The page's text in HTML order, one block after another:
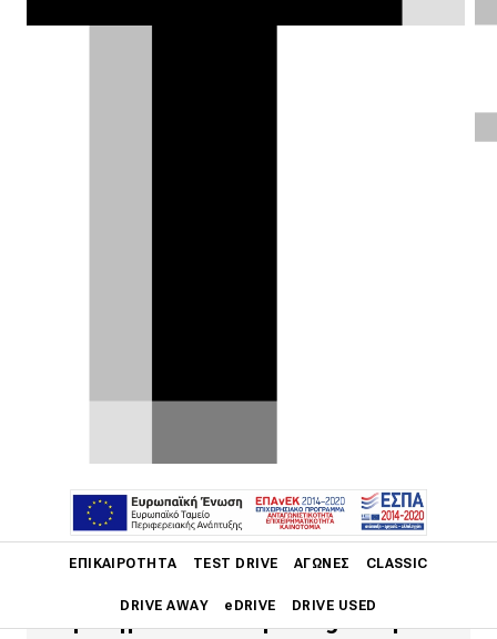
ΕΠΙΚΑΙΡΌΤΗΤΑ TEST DRIVE ΑΓΏΝΕΣ CLASSIC
DRIVE AWAY eDRIVE DRIVE USED
Το 208 GTi ήταν γρήγορο, ήταν
αποτελεσματικό αλλά παραήταν
πολιτισμένο. Πάρτε τώρα όλοι